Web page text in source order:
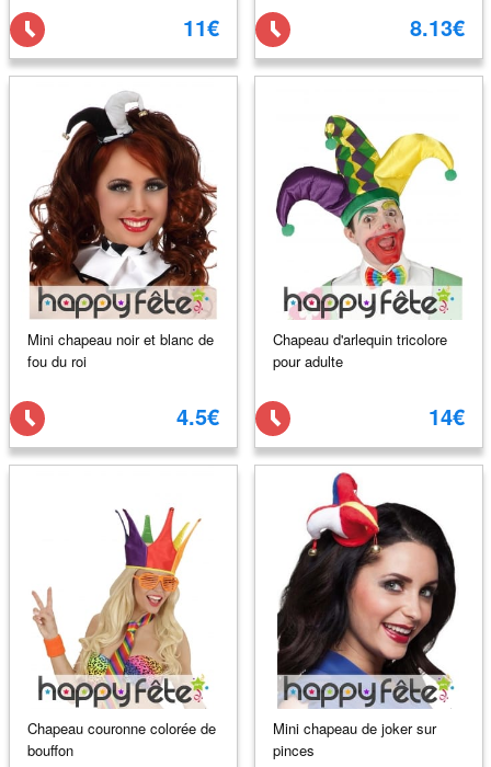
11€ 8.13€
Mini chapeau noir et blanc de
fou du roi
4.5€
Chapeau d'arlequin tricolore
pour adulte
14€
Chapeau couronne colorée de
bouffon
Mini chapeau de joker sur
pinces